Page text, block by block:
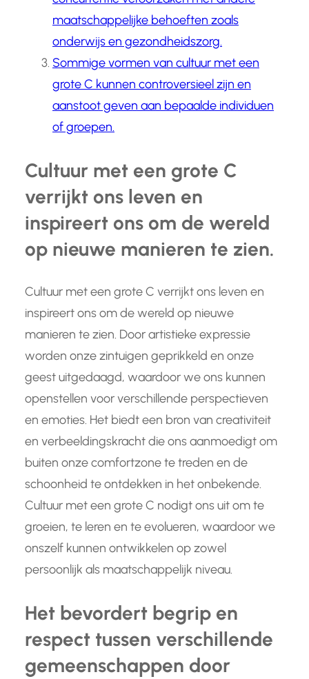
maatschappelijke behoeften zoals
onderwijs en gezondheidszorg.
Sommige vormen van cultuur met een
grote C kunnen controversieel zijn en
aanstoot geven aan bepaalde individuen
of groepen.
Cultuur met een grote C
verrijkt ons leven en
inspireert ons om de wereld
op nieuwe manieren te zien.
Cultuur met een grote C verrijkt ons leven en
inspireert ons om de wereld op nieuwe
manieren te zien. Door artistieke expressie
worden onze zintuigen geprikkeld en onze
geest uitgedaagd, waardoor we ons kunnen
openstellen voor verschillende perspectieven
en emoties. Het biedt een bron van creativiteit
en verbeeldingskracht die ons aanmoedigt om
buiten onze comfortzone te treden en de
schoonheid te ontdekken in het onbekende.
Cultuur met een grote C nodigt ons uit om te
groeien, te leren en te evolueren, waardoor we
onszelf kunnen ontwikkelen op zowel
persoonlijk als maatschappelijk niveau.
Het bevordert begrip en
respect tussen verschillende
gemeenschappen door